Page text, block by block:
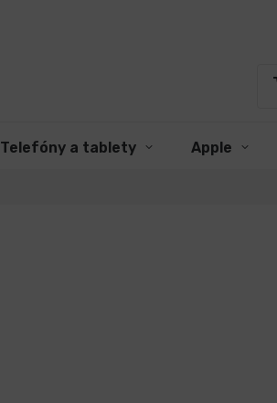
Telefóny a tablety Apple